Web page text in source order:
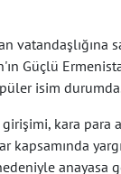
vatandaşlığına
Güçlü
isim
kara para
kapsamında
anayasa